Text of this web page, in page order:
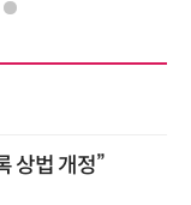
상법 개정”